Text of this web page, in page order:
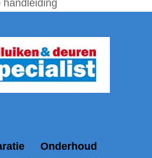
handleiding
Onderhoud